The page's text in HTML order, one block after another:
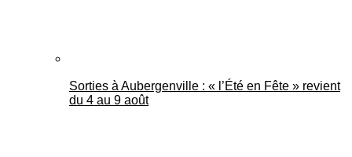
Sorties à Aubergenville : « l’Été en Fête » revient
du 4 au 9 août